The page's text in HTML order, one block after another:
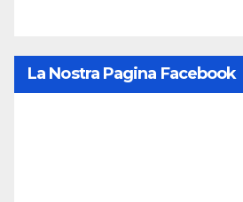
La Nostra Pagina Facebook